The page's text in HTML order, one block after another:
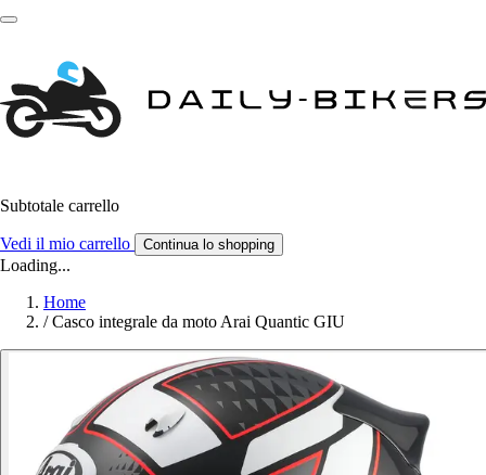
Subtotale carrello
Vedi il mio carrello Continua lo shopping
Loading...
Home
/ Casco integrale da moto Arai Quantic GIU